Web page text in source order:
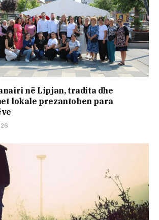
në Lipjan, tradita dhe
lokale prezantohen para